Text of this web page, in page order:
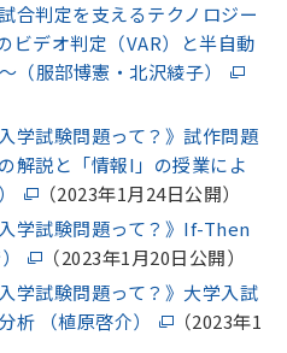
合判定を支えるテクノロジー
ビデオ判定（VAR）と半自動
（服部博憲・北沢綾子）
学試験問題って？》試作問題
解説と「情報I」の授業によ
（2023年1月24日公開）
学試験問題って？》If-Then
（2023年1月20日公開）
学試験問題って？》大学入試
析 （植原啓介）
（2023年1